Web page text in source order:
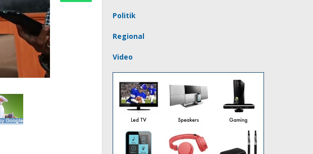
Politik
Regional
Video